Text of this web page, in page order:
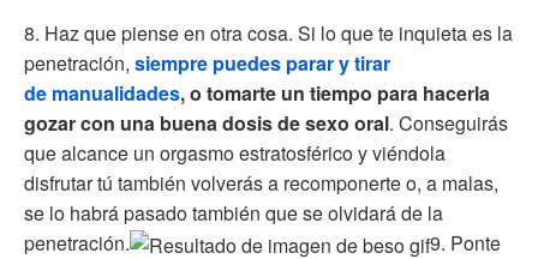
8. Haz que piense en otra cosa. Si lo que te inquieta es la
penetración, siempre puedes parar y tirar
de manualidades, o tomarte un tiempo para hacerla
gozar con una buena dosis de sexo oral. Conseguirás
que alcance un orgasmo estratosférico y viéndola
disfrutar tú también volverás a recomponerte o, a malas,
se lo habrá pasado también que se olvidará de la
penetración.
9. Ponte